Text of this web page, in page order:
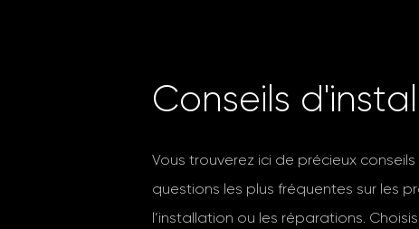
Consei s d'insta
Vous trouverez ici de précieux
questions les plus fréquentes sur les
l’installation ou les réparations.